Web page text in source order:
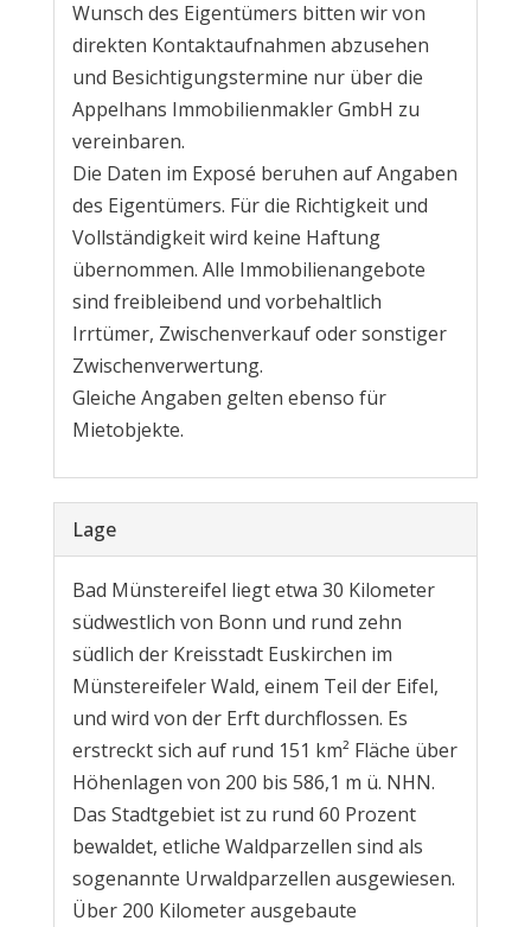
Wunsch des Eigentümers bitten wir von
direkten Kontaktaufnahmen abzusehen
und Besichtigungstermine nur über die
Appelhans Immobilienmakler GmbH zu
vereinbaren.
Die Daten im Exposé beruhen auf Angaben
des Eigentümers. Für die Richtigkeit und
Vollständigkeit wird keine Haftung
übernommen. Alle Immobilienangebote
sind freibleibend und vorbehaltlich
Irrtümer, Zwischenverkauf oder sonstiger
Zwischenverwertung.
Gleiche Angaben gelten ebenso für
Mietobjekte.
Lage
Bad Münstereifel liegt etwa 30 Kilometer
südwestlich von Bonn und rund zehn
südlich der Kreisstadt Euskirchen im
Münstereifeler Wald, einem Teil der Eifel,
und wird von der Erft durchflossen. Es
erstreckt sich auf rund 151 km² Fläche über
Höhenlagen von 200 bis 586,1 m ü. NHN.
Das Stadtgebiet ist zu rund 60 Prozent
bewaldet, etliche Waldparzellen sind als
sogenannte Urwaldparzellen ausgewiesen.
Über 200 Kilometer ausgebaute